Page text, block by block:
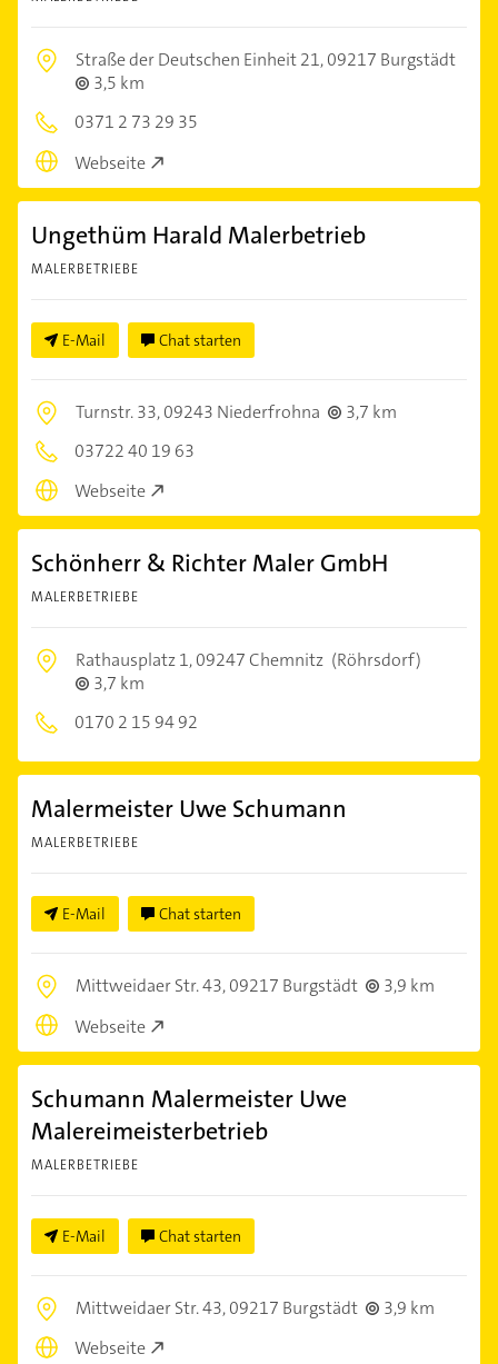
Straße der Deutschen Einheit 21,09217 Burgstädt
3,5 km
0371 2 73 29 35
Webseite
Ungethüm Harald Malerbetrieb
MALERBETRIEBE
E-Mail Chat starten
Turnstr. 33,09243 Niederfrohna
3,7 km
03722 40 19 63
Webseite
Schönherr & Richter Maler GmbH
MALERBETRIEBE
Rathausplatz 1,09247 Chemnitz (Röhrsdorf)
3,7 km
0170 2 15 94 92
Malermeister Uwe Schumann
MALERBETRIEBE
E-Mail Chat starten
Mittweidaer Str. 43,09217 Burgstädt
3,9 km
Webseite
Schumann Malermeister Uwe
Malereimeisterbetrieb
MALERBETRIEBE
E-Mail Chat starten
Mittweidaer Str. 43,09217 Burgstädt
3,9 km
Webseite